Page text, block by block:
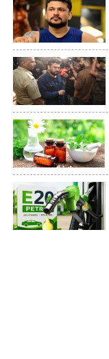
കുട്ടികൾ